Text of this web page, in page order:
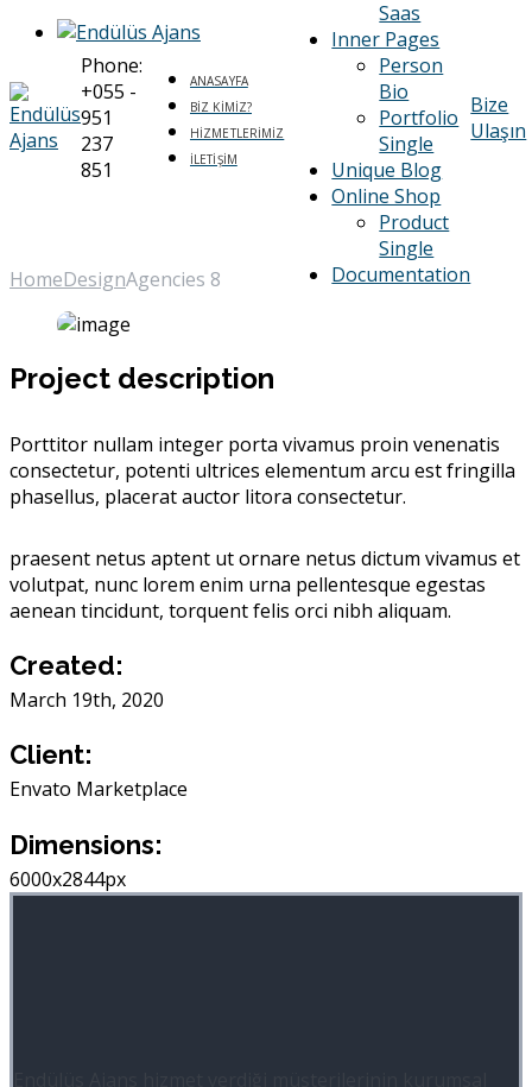
Phone:
+055 -
951
237
851
ANASAYFA
BIZ KIMIZ?
HIZMETLERIMIZ
İLETIŞIM
Saas
Inner Pages
Person
Bio
Portfolio
Single
Unique Blog
Online Shop
Product
Single
Documentation
Bize
Ulaşın
HomeDesignAgencies 8
Project description
Porttitor nullam integer porta vivamus proin venenatis
consectetur, potenti ultrices elementum arcu est fringilla
phasellus, placerat auctor litora consectetur.
praesent netus aptent ut ornare netus dictum vivamus et
volutpat, nunc lorem enim urna pellentesque egestas
aenean tincidunt, torquent felis orci nibh aliquam.
Created:
March 19th, 2020
Client:
Envato Marketplace
Dimensions:
6000x2844px